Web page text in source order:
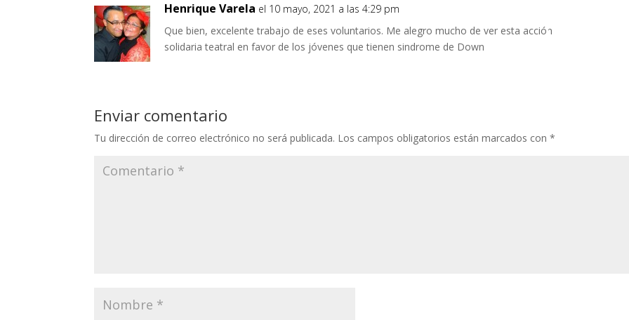
Henrique Varela el 10 mayo, 2021 a las 4:29 pm
Que bien, excelente trabajo de eses voluntarios. Me alegro mucho de ver esta acción
solidaria teatral en favor de los jóvenes que tienen sindrome de Down
Enviar comentario
Tu dirección de correo electrónico no será publicada. Los campos obligatorios están marcados con*